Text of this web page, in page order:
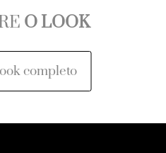
O LOOK
completo